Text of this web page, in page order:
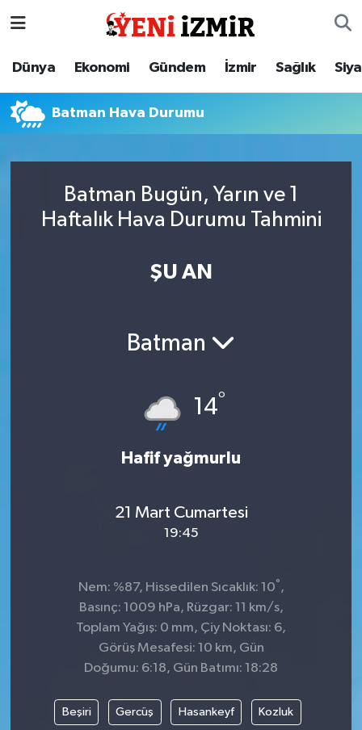
Dünya Ekonomi Gündem İzmir Sağlık
Batman Hava Durumu
Batman Bugün, Yarın ve 1
Haftalık Hava Durumu Tahmini
ŞU AN
Batman
14°
Hafif yağmurlu
21 Mart Cumartesi
19:45
Nem: %87, Hissedilen Sıcaklık: 10° ,
Basınç: 1009 hPa, Rüzgar: 11 km/s,
Toplam Yağış: 0 mm, Çiy Noktası: 6,
Görüş Mesafesi: 10 km, Gün
Doğumu: 6:18, Gün Batımı: 18:28
Beşiri Gercüş Hasankeyf Kozluk
Dünya
İzmir
Sağlık
İzmir Nöbetçi Eczaneler
İzmir Trafik Yoğunluk Haritası
Süper Lig Puan Durumu ve Fikstür